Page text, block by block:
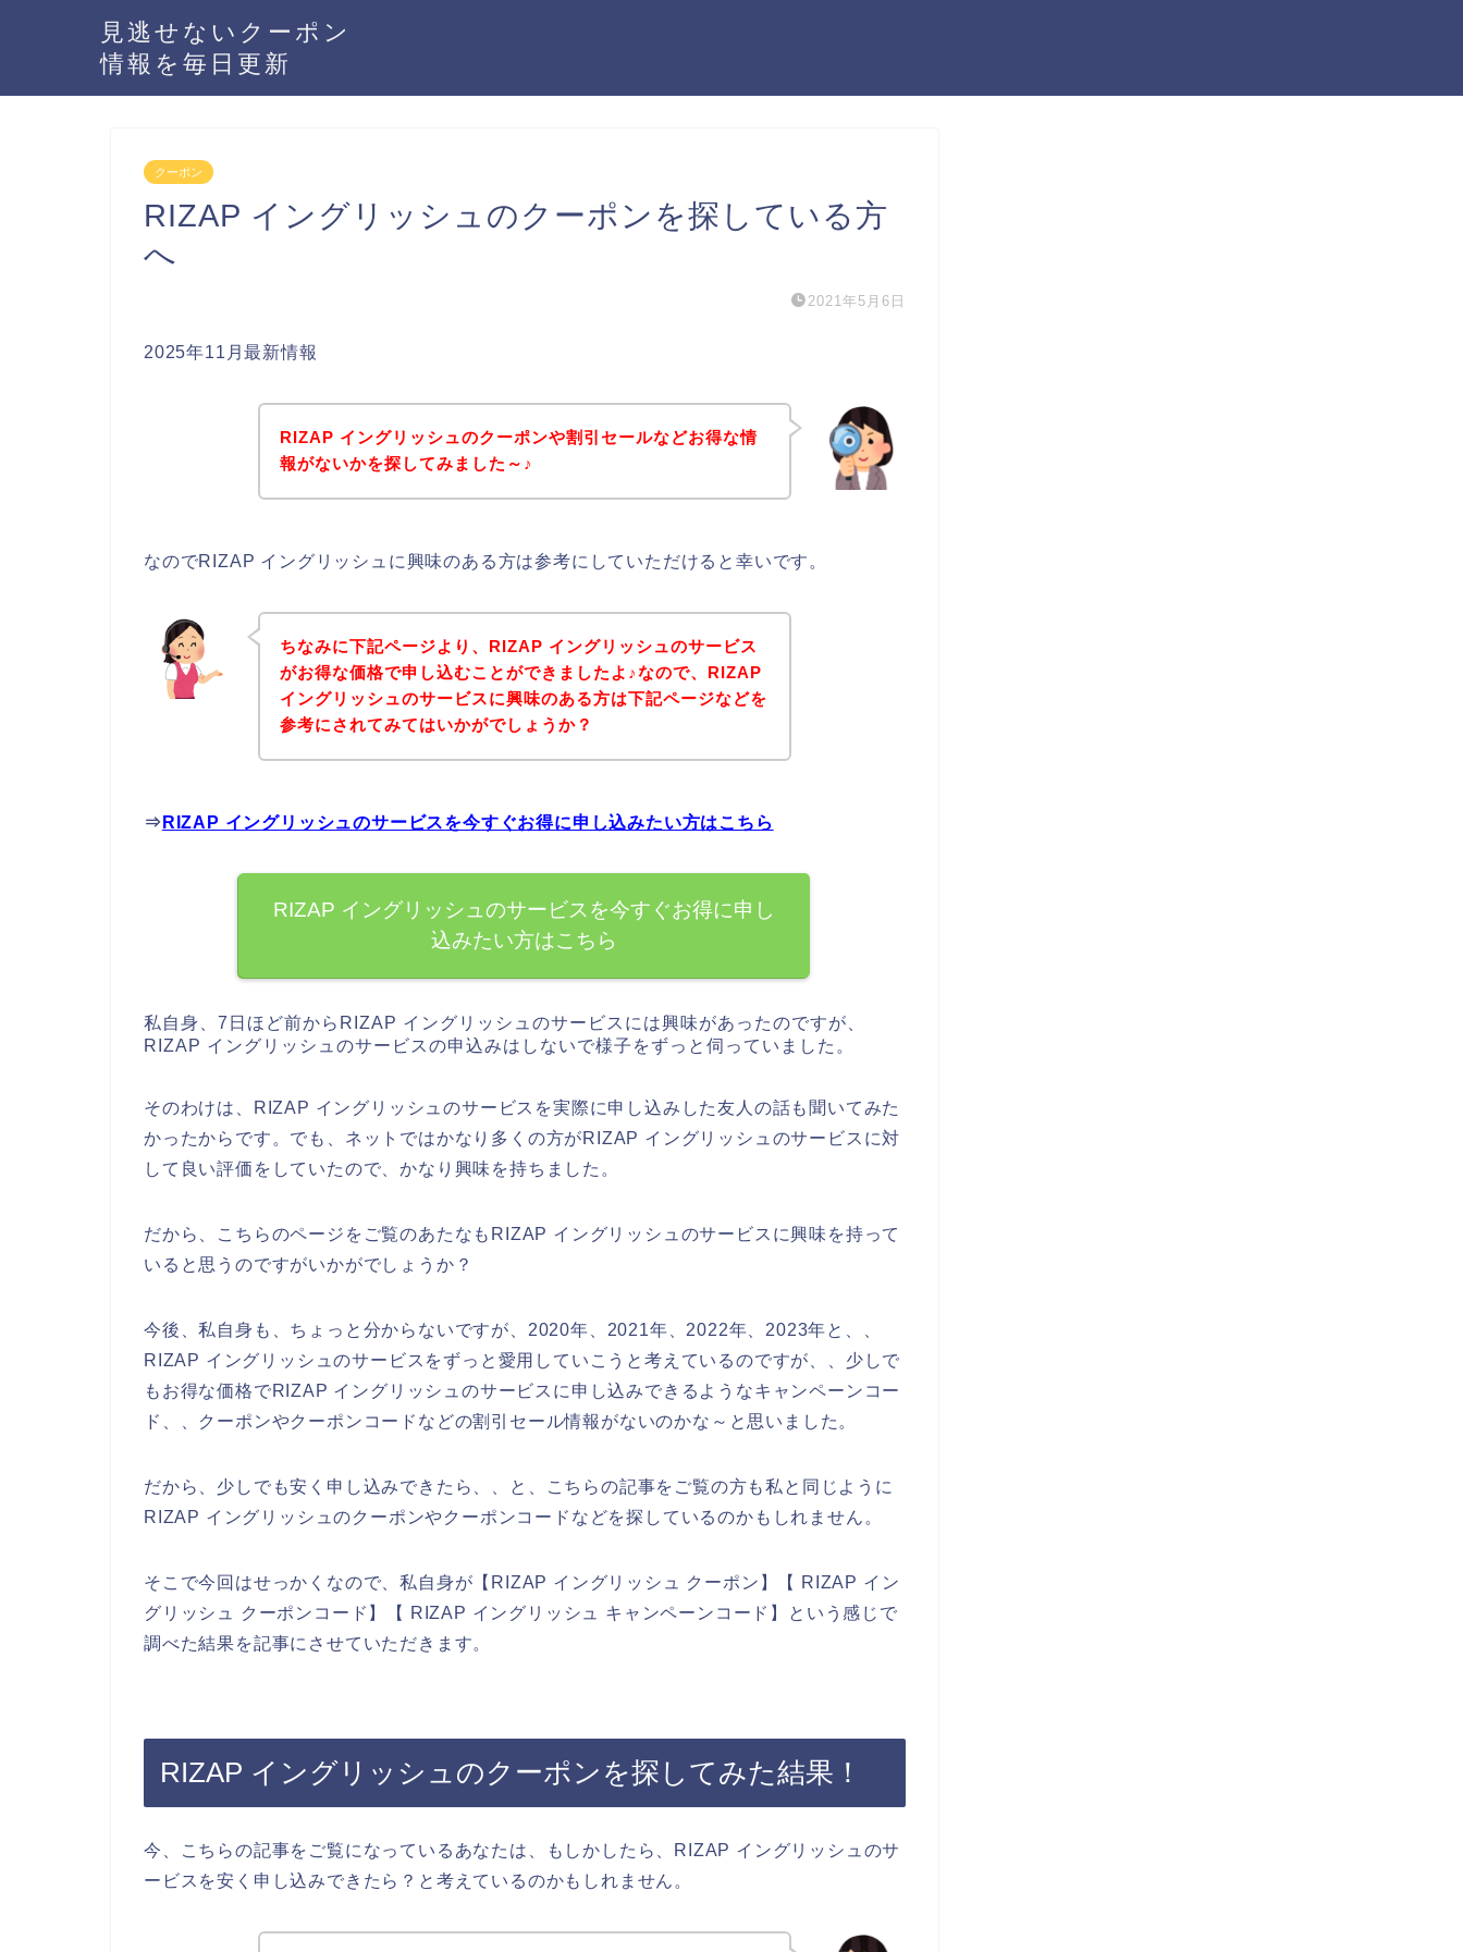
見逃せないクーポン
情報を毎日更新
クーポン
RIZAP イングリッシュのクーポンを探している方
へ
2021年5月6日
2025年11月最新情報
RIZAP イングリッシュのクーポンや割引セールなどお得な情
報がないかを探してみました～♪
なのでRIZAP イングリッシュに興味のある方は参考にしていただけると幸いです。
ちなみに下記ページより、RIZAP イングリッシュのサービス
がお得な価格で申し込むことができましたよ♪なので、RIZAP
イングリッシュのサービスに興味のある方は下記ページなどを
参考にされてみてはいかがでしょうか？
⇒ RIZAP イングリッシュのサービスを今すぐお得に申し込みたい方はこちら
RIZAP イングリッシュのサービスを今すぐお得に申し
込みたい方はこちら
私自身、7日ほど前からRIZAP イングリッシュのサービスには興味があったのですが、
RIZAP イングリッシュのサービスの申込みはしないで様子をずっと伺っていました。
そのわけは、RIZAP イングリッシュのサービスを実際に申し込みした友人の話も聞いてみた
かったからです。でも、ネットではかなり多くの方がRIZAP イングリッシュのサービスに対
して良い評価をしていたので、かなり興味を持ちました。
だから、こちらのページをご覧のあたなもRIZAP イングリッシュのサービスに興味を持って
いると思うのですがいかがでしょうか？
今後、私自身も、ちょっと分からないですが、2020年、2021年、2022年、2023年と、、
RIZAP イングリッシュのサービスをずっと愛用していこうと考えているのですが、、少しで
もお得な価格でRIZAP イングリッシュのサービスに申し込みできるようなキャンペーンコー
ド、、クーポンやクーポンコードなどの割引セール情報がないのかな～と思いました。
だから、少しでも安く申し込みできたら、、と、こちらの記事をご覧の方も私と同じように
RIZAP イングリッシュのクーポンやクーポンコードなどを探しているのかもしれません。
そこで今回はせっかくなので、私自身が【RIZAP イングリッシュ クーポン】【 RIZAP イン
グリッシュ クーポンコード】【 RIZAP イングリッシュ キャンペーンコード】という感じで
調べた結果を記事にさせていただきます。
RIZAP イングリッシュのクーポンを探してみた結果！
今、こちらの記事をご覧になっているあなたは、もしかしたら、RIZAP イングリッシュのサ
ービスを安く申し込みできたら？と考えているのかもしれません。